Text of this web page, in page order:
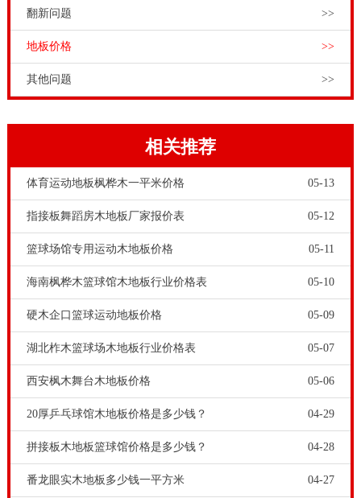
subsufficient填充的目的。这种方法不仅危害健康，而且
在室内篮球场的木地板将安装1 - 2年后进行安装。严重
变色出现的现象。实木体育馆木地板底漆一般采用型底
粘附。浙江松木篮球馆木地板怎么卖？，专业体育实木
体育馆木地板漆的特点：1，水溶性的; 2.强韧性和良好
的耐刮擦性; 3.高指标; 4.不发黄; 5.无刺激性气味，安全;
6.建设周期短，准备使用的; 7.个符合18032防滑标准; 8.
的照明系统条件。
体育运动木地板发出吱吱声是一种比较常见的情况，在
翻新问题 >>
地板价格 >>
其他问题 >>
相关推荐
体育运动地板枫桦木一平米价格 05-13
指接板舞蹈房木地板厂家报价表 05-12
篮球场馆专用运动木地板价格 05-11
海南枫桦木篮球馆木地板行业价格表 05-10
硬木企口篮球运动地板价格 05-09
湖北柞木篮球场木地板行业价格表 05-07
西安枫木舞台木地板价格 05-06
20厚乒乓球馆木地板价格是多少钱？ 04-29
拼接板木地板篮球馆价格是多少钱？ 04-28
番龙眼实木地板多少钱一平方米 04-27